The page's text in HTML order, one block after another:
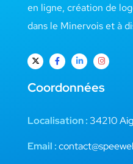
en ligne, création de
dans le Minervois et à
Coordonnées
Localisation :34210
Email :